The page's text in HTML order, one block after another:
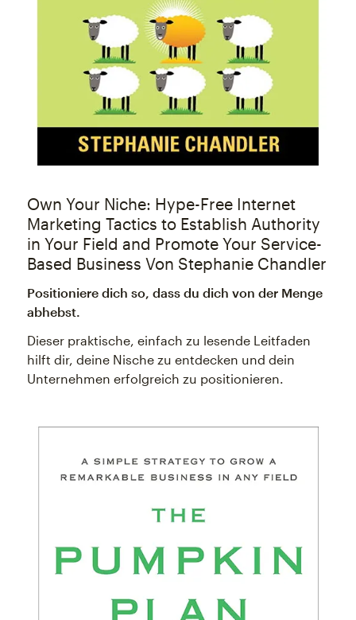
Own Your Niche: Hype-Free Internet
Marketing Tactics to Establish Authority
in Your Field and Promote Your Service-
Based Business Von Stephanie Chandler
Positioniere dich so, dass du dich von der Menge
abhebst.
Dieser praktische, einfach zu lesende Leitfaden
hilft dir, deine Nische zu entdecken und dein
Unternehmen erfolgreich zu positionieren.